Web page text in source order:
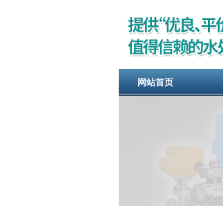
网站首页